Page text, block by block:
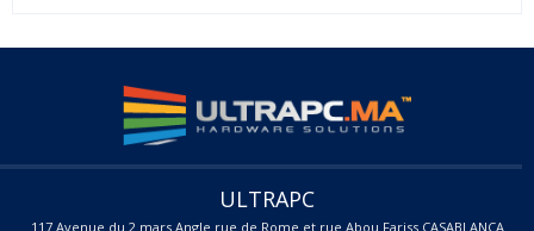
ULTRAPC
117 Avenue du 2 mars Angle rue de Rome et rue Abou Fariss CASABLANCA